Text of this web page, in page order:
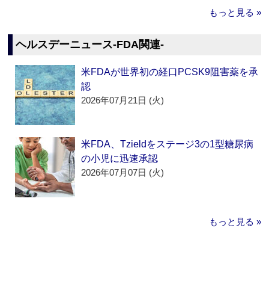
もっと見る »
ヘルスデーニュース‐FDA関連‐
米FDAが世界初の経口PCSK9阻害薬を承
認
2026年07月21日 (火)
米FDA、Tzieldをステージ3の1型糖尿病
の小児に迅速承認
2026年07月07日 (火)
もっと見る »